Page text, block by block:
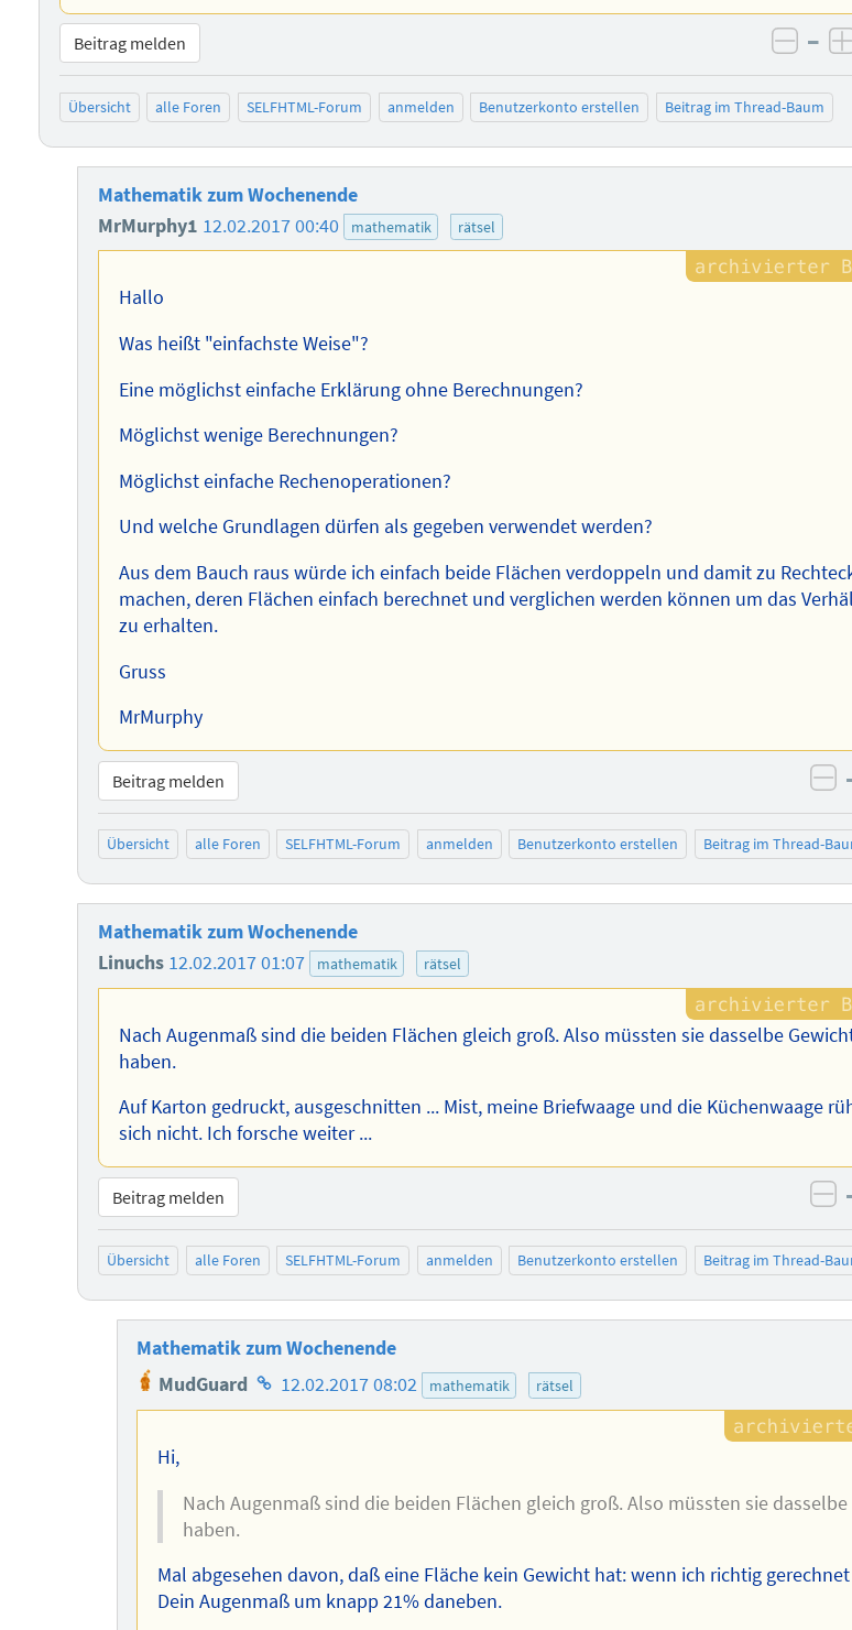
Beitrag melden –
Übersicht alle Foren SELFHTML-Forum anmelden Benutzerkonto erstellen Beitrag im Thread-Baum
Mathematik zum Wochenende
MrMurphy1 12.02.2017 00:40 mathematik rätsel
Hallo
Was heißt "einfachste Weise"?
Eine möglichst einfache Erklärung ohne Berechnungen?
Möglichst wenige Berechnungen?
Möglichst einfache Rechenoperationen?
Und welche Grundlagen dürfen als gegeben verwendet werden?
Aus dem Bauch raus würde ich einfach beide Flächen verdoppeln und damit zu
machen, deren Flächen einfach berechnet und verglichen werden können um das
zu erhalten.
Gruss
MrMurphy
Beitrag melden
Übersicht alle Foren SELFHTML-Forum anmelden Benutzerkonto erstellen Beitrag im Thread-
Mathematik zum Wochenende
Linuchs 12.02.2017 01:07 mathematik rätsel
Nach Augenmaß sind die beiden Flächen gleich groß. Also müssten sie dasselbe
haben.
Auf Karton gedruckt, ausgeschnitten ... Mist, meine Briefwaage und die Küchenwaage
sich nicht. Ich forsche weiter ...
Beitrag melden
Übersicht alle Foren SELFHTML-Forum anmelden Benutzerkonto erstellen Beitrag im Thread-
Mathematik zum Wochenende
MudGuard Homepage
des
12.02.2017 08:02 mathematik rätsel
Hi,
Nach Augenmaß sind die beiden Flächen gleich groß. Also müssten sie
haben.
Mal abgesehen davon, daß eine Fläche kein Gewicht hat: wenn ich richtig
Dein Augenmaß um knapp 21% daneben.